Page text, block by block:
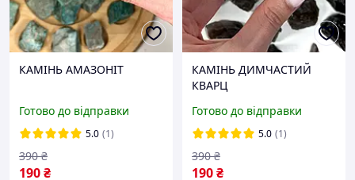
КАМІНЬ АМАЗОНІТ
Готово до відправки
5.0 (1)
190₴
390 ₴
КАМІНЬ ДИМЧАСТИЙ
КВАРЦ
Готово до відправки
5.0 (1)
190₴
390 ₴